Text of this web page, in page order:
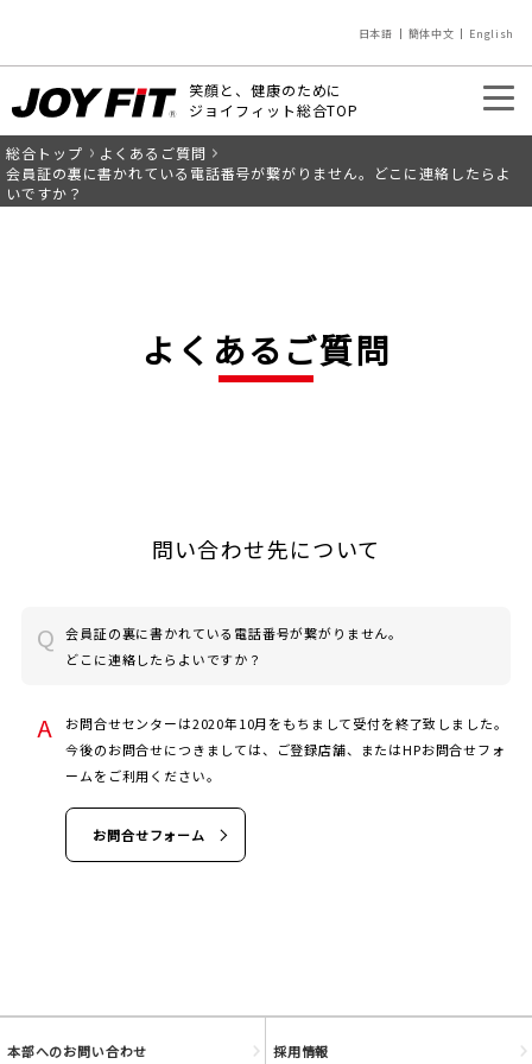
日本語 簡体中文 English
笑顔と、健康のために
ジョイフィット総合TOP
入会のご案内 店舗を探す
JOYFIT24
JOYFIT YOGA
総合トップ
よくあるご質問
会員証の裏に書かれている電話番号が繋がりません。どこに連絡したらよ
いですか？
よくあるご質問
問い合わせ先について
会員証の裏に書かれている電話番号が繋がりません。
どこに連絡したらよいですか？
お問合せセンターは2020年10月をもちまして受付を終了致しました。
今後のお問合せにつきましては、ご登録店舗、またはHPお問合せフォ
ームをご利用ください。
お問合せフォーム
本部へのお問い合わせ 採用情報